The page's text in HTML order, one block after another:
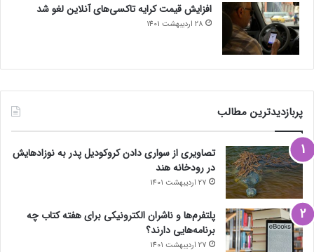
افزایش قیمت کرایه تاکسی‌های آنلاین لغو شد
28 اردیبهشت 1401
پربازدیدترین مطالب
تصاویری از سواری دادن کروکودیل پدر به نوزادهایش
در رودخانه هند
27 اردیبهشت 1401
پلتفرم‌ها و ناشران الکترونیکی برای هفته کتاب چه
برنامه‌هایی دارند؟
27 اردیبهشت 1401